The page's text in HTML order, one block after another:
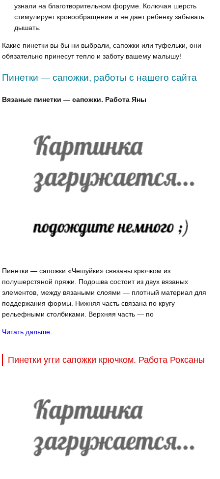
узнали на благотворительном форуме. Колючая шерсть
стимулирует кровообращение и не дает ребенку забывать
дышать.
Какие пинетки вы бы ни выбрали, сапожки или туфельки, они
обязательно принесут тепло и заботу вашему малышу!
Пинетки — сапожки, работы с нашего сайта
Вязаные пинетки — сапожки. Работа Яны
Пинетки — сапожки «Чешуйки» связаны крючком из
полушерстяной пряжи. Подошва состоит из двух вязаных
элементов, между вязаными слоями — плотный материал для
поддержания формы. Нижняя часть связана по кругу
рельефными столбиками. Верхняя часть — по
Читать дальше…
Пинетки угги сапожки крючком. Работа Роксаны